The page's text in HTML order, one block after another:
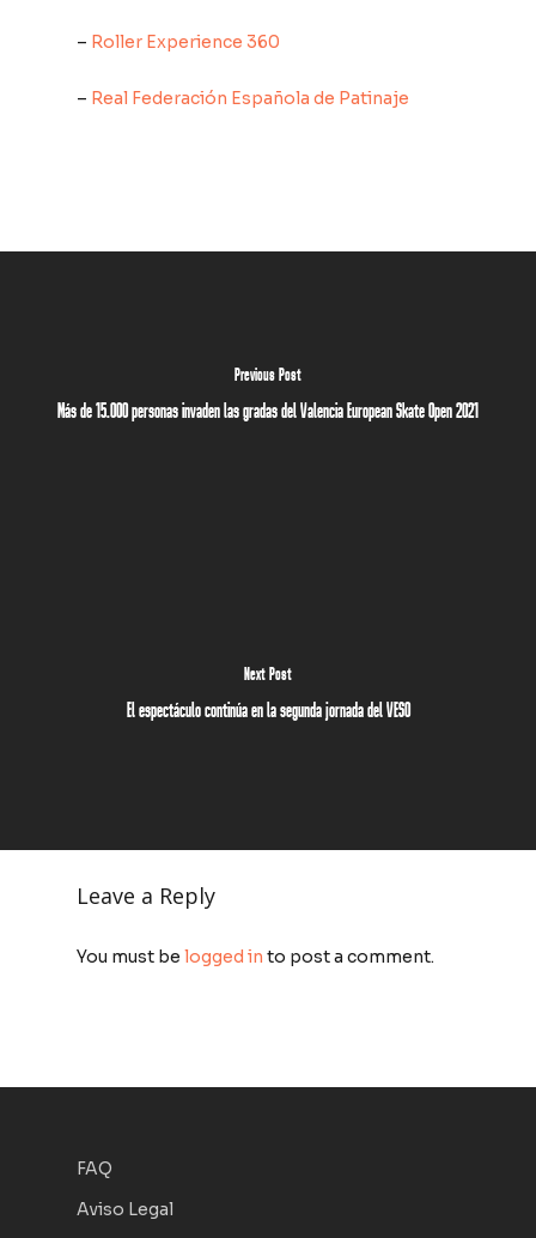
– Roller Experience 360
– Real Federación Española de Patinaje
Previous Post
Más de 15.000 personas invaden las gradas del Valencia European Skate Open 2021
Next Post
El espectáculo continúa en la segunda jornada del VESO
Leave a Reply
You must be logged in to post a comment.
FAQ
Aviso Legal